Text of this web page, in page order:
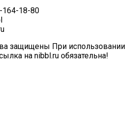
164-18-80
защищены При использовании
на nibbl.ru обязательна!